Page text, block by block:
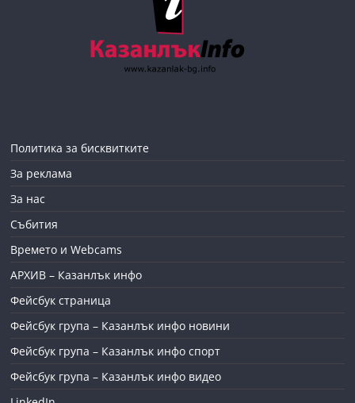
Политика за бисквитките
За реклама
За нас
Събития
Времето и Webcams
АРХИВ – Казанлък инфо
Фейсбук страница
Фейсбук група – Казанлък инфо новини
Фейсбук група – Казанлък инфо спорт
Фейсбук група – Казанлък инфо видео